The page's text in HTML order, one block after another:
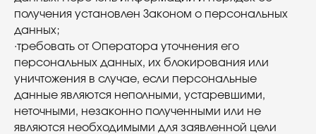
получения установлен Законом о персональных
данных;
·требовать от Оператора уточнения его
персональных данных, их блокирования или
уничтожения в случае, если персональные
данные являются неполными, устаревшими,
неточными, незаконно полученными или не
являются необходимыми для заявленной цели